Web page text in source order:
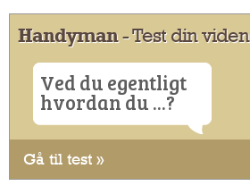
Handyman- Test din viden
Ved du egentligt
hvordan du ...?
Gå til test »